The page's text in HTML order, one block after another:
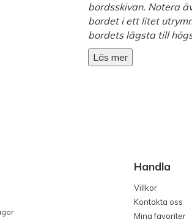
bordsskivan. Notera
bordet i ett litet
bordets lägsta till
Läs mer
Handla
Villkor
Kontakta oss
Mina favoriter